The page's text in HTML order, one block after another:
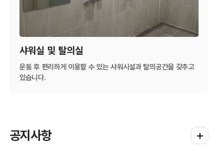
샤워실 및 탈의실
운동 후 편리하게 이용할 수 있는 샤워시설과 탈의공간을 갖추고
있습니다.
공지사항 공지사